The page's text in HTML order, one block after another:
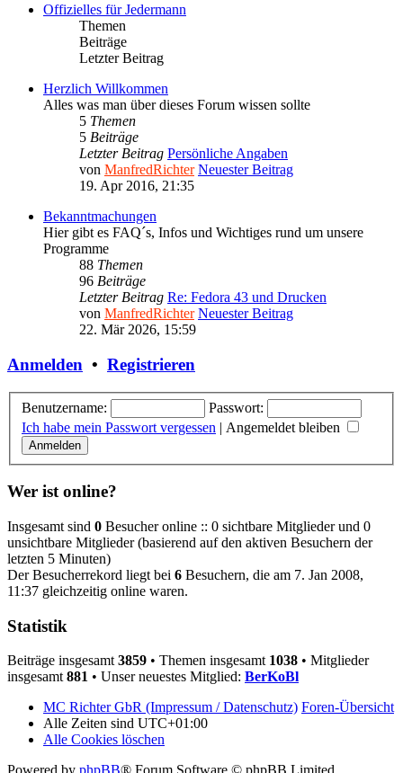
Offizielles für Jedermann
Themen
Beiträge
Letzter Beitrag
Herzlich Willkommen
Alles was man über dieses Forum wissen sollte
5 Themen
5 Beiträge
Letzter Beitrag Persönliche Angaben
von ManfredRichter Neuester Beitrag
19. Apr 2016, 21:35
Bekanntmachungen
Hier gibt es FAQ´s, Infos und Wichtiges rund um unsere
Programme
88 Themen
96 Beiträge
Letzter Beitrag Re: Fedora 43 und Drucken
von ManfredRichter Neuester Beitrag
22. Mär 2026, 15:59
Anmelden • Registrieren
Benutzername:
Passwort:
Ich habe mein Passwort vergessen | Angemeldet bleiben
Wer ist online?
Insgesamt sind 0 Besucher online :: 0 sichtbare Mitglieder und 0
unsichtbare Mitglieder (basierend auf den aktiven Besuchern der
letzten 5 Minuten)
Der Besucherrekord liegt bei 6 Besuchern, die am 7. Jan 2008,
11:37 gleichzeitig online waren.
Statistik
Beiträge insgesamt 3859 • Themen insgesamt 1038 • Mitglieder
insgesamt 881 • Unser neuestes Mitglied: BerKoBl
MC Richter GbR (Impressum / Datenschutz) Foren-Übersicht
Alle Zeiten sind UTC+01:00
Alle Cookies löschen